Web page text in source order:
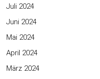
Juli 2024
Juni 2024
Mai 2024
April 2024
März 2024